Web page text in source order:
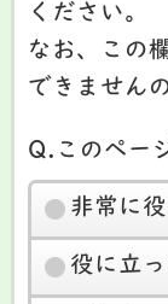
ください。
なお、この
できません
Q.このペー
非常に
役に立